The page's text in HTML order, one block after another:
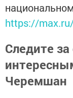
https://
Следите
Черемшан